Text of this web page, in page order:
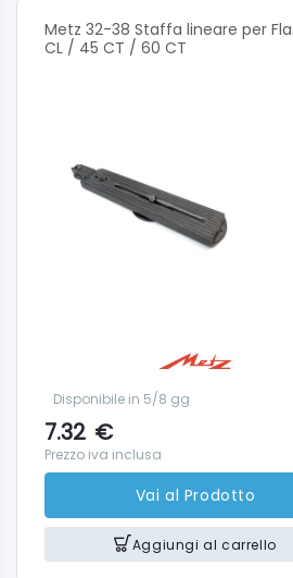
Metz 32-38 Staffa lineare per
CL / 45 CT / 60 CT
Disponibile in 5/8 gg
7.32 €
Prezzo iva inclusa
Vai al Prodotto
Aggiungi al carrello